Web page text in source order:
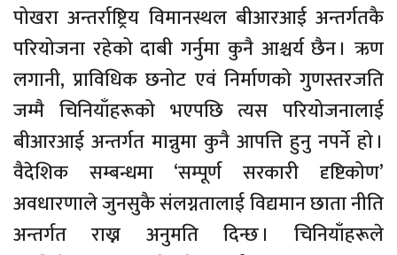
पोखरा अन्तर्राष्ट्रिय विमानस्थल बीआरआई अन्तर्गतकै
परियोजना रहेको दाबी गर्नुमा कुनै आश्चर्य छैन । ऋण
लगानी, प्राविधिक छनोट एवं निर्माणको गुणस्तरजति
जम्मै चिनियाँहरूको भएपछि त्यस परियोजनालाई
बीआरआई अन्तर्गत मान्नुमा कुनै आपत्ति हुनु नपर्ने हो ।
वैदेशिक सम्बन्धमा ‘सम्पूर्ण सरकारी दृष्टिकोण’
अवधारणाले जुनसुकै संलग्नतालाई विद्यमान छाता नीति
अन्तर्गत राख्न अनुमति दिन्छ । चिनियाँहरूले